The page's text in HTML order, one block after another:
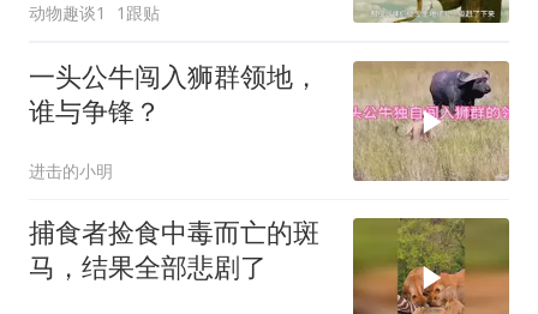
赶，看母狮卡丽如何用狩
猎夺回体面
动物趣谈1 1跟贴
一头公牛闯入狮群领地，
谁与争锋？
进击的小明
捕食者捡食中毒而亡的斑
马，结果全部悲剧了